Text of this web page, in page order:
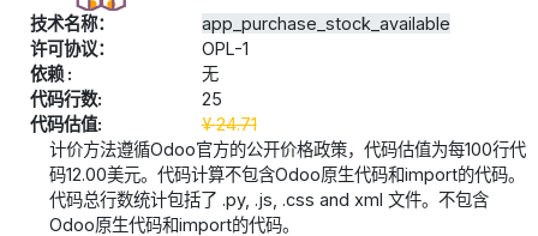
技术名称：
app_purchase_stock_available
许可协议：
OPL-1
依赖 :
无
代码行数:
25
代码估值:
¥24.71
计价方法遵循Odoo官方的公开价格政策，代码估值为每100行代
码12.00美元。代码计算不包含Odoo原生代码和import的代码。
代码总行数统计包括了 .py, .js, .css and xml 文件。不包含
Odoo原生代码和import的代码。